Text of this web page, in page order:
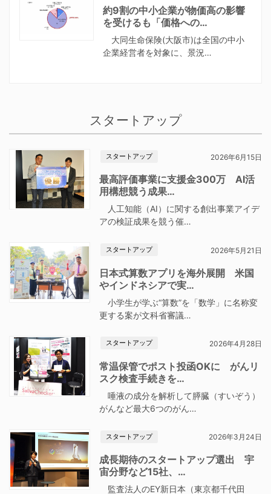
約9割の中小企業が物価高の影響
を受けるも「価格への…
大同生命保険(大阪市)は全国の中小
企業経営者を対象に、景況…
スタートアップ
スタートアップ 2026年6月15日
最高評価事業に支援金300万 AI活
用構想競う成果…
人工知能（AI）に関する創出事業アイデ
アの検証成果を競う催…
スタートアップ 2026年5月21日
日本式算数アプリを海外展開 米国
やインドネシアで実…
小学生が学ぶ“算数”を「数学」に名称変
更する案が文科省審議…
スタートアップ 2026年4月28日
常温保管でポスト投函OKに がんリ
スク検査手続きを…
唾液の成分を解析して膵臓（すいぞう）
がんなど最大6つのがん…
スタートアップ 2026年3月24日
成長期待のスタートアップ選出 宇
宙分野など15社、…
監査法人のEY新日本（東京都千代田